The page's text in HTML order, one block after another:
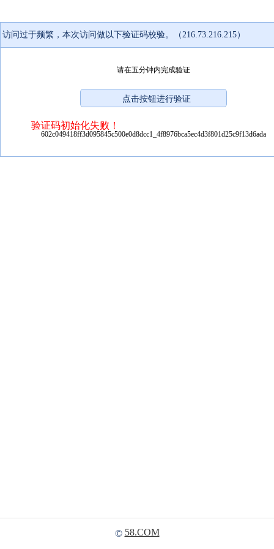
访问过于频繁，本次访问做以下验证码校验。（216.73.216.215）
请在五分钟内完成验证
验证码初始化失败！
602c049418ff3d095845c500e0d8dcc1_4f8976bca5ec4d3f801d25c9f13d6ada
© 58.COM